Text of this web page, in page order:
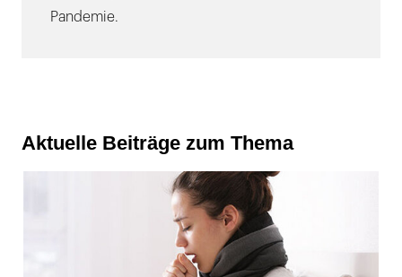
Pandemie.
Aktuelle Beiträge zum Thema